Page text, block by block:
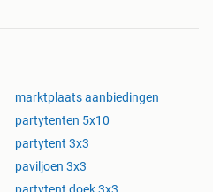
marktplaats aanbiedingen
partytenten 5x10
partytent 3x3
paviljoen 3x3